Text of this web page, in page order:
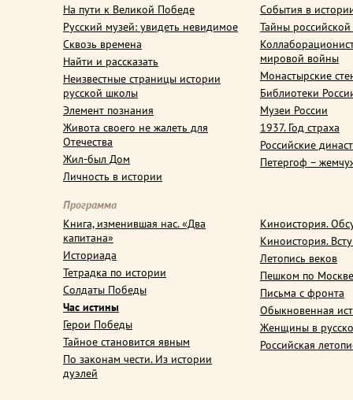
На пути к Великой Победе
Русский музей: увидеть невидимое
Сквозь времена
Найти и рассказать
Неизвестные страницы истории
русской школы
Элемент познания
Живота своего не жалеть для
Отечества
Жил-был Дом
Личность в истории
События в
Тайны
мировой войны
Монастырские
Библиотеки
Музеи России
1937. Год страха
Российские
Петергоф –
Программа
Книга, изменившая нас. «Два
капитана»
Историада
Тетрадка по истории
Солдаты Победы
Час истины
Герои Победы
Тайное становится явным
По законам чести. Из истории
дуэлей
Киноистория.
Киноистория.
Летопись веков
Пешком по Москве
Письма с фронта
Обыкновенная
Женщины в
Российская